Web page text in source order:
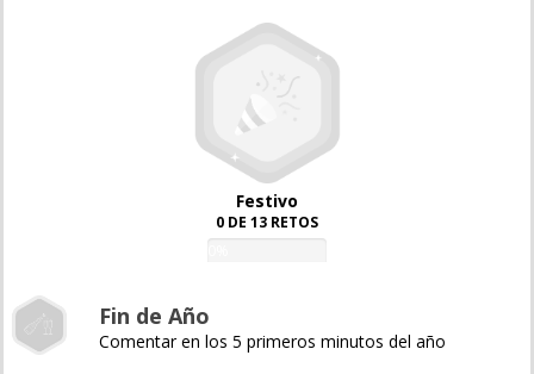
Festivo
0 DE 13 RETOS
Fin de Año
Comentar en los 5 primeros minutos del año